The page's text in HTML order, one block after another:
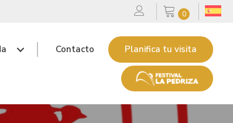
0
Contacto Planifica tu visita